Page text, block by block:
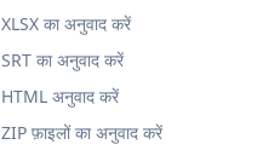
XLSX का अनुवाद करें
SRT का अनुवाद करें
HTML अनुवाद करें
ZIP फ़ाइलों का अनुवाद करें